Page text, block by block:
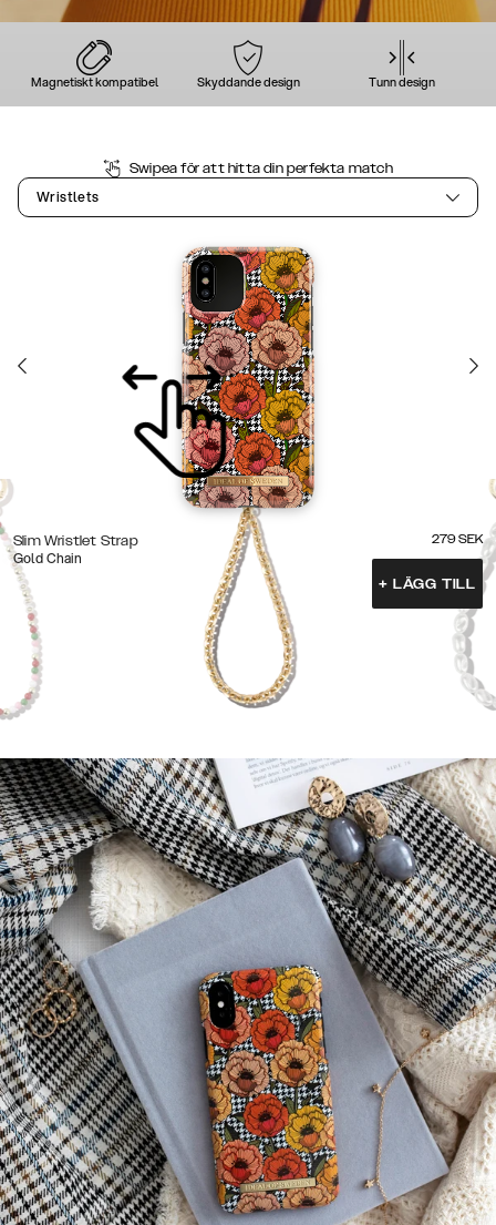
Magnetiskt kompatibel Skyddande design Tunn design
Swipea för att hitta din perfekta match
Wristlets
Slim Wristlet Strap
Gold Chain
279 SEK
+ LÄGG TILL